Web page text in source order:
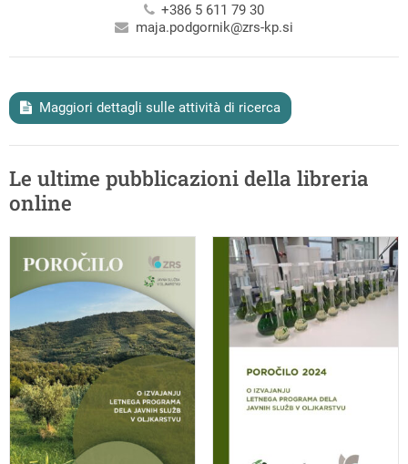
+386 5 611 79 30
maja.podgornik@zrs-kp.si
Maggiori dettagli sulle attività di ricerca
Le ultime pubblicazioni della libreria
online